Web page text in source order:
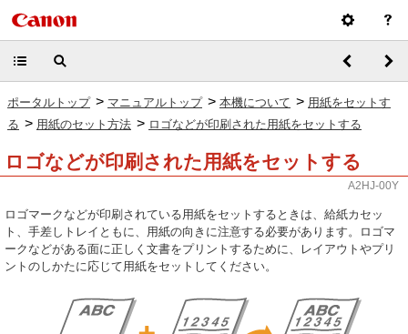
ポータルトップ > マニュアルトップ > 本機について > 用紙をセットす
る > 用紙のセット方法 > ロゴなどが印刷された用紙をセットする
ロゴなどが印刷された用紙をセットする
A2HJ-00Y
ロゴマークなどが印刷されている用紙をセットするときは、給紙カセッ
ト、手差しトレイともに、用紙の向きに注意する必要があります。ロゴマ
ークなどがある面に正しく文書をプリントするために、レイアウトやプリ
ントのしかたに応じて用紙をセットしてください。